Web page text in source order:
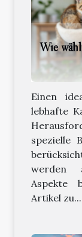
Wie
Einen
lebhafte
spezielle
werden
Aspekte
Artikel zu...